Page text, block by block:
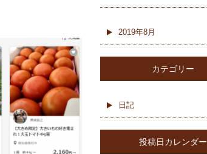
2019年8月
カテゴリー
日記
投稿日カレンダー